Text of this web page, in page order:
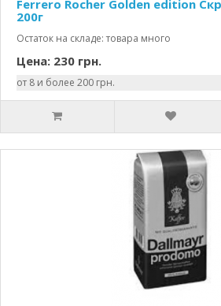
Ferrero Rocher Golden edition
200г
Остаток на складе: товара много
Цена: 230 грн.
от 8 и более 200 грн.